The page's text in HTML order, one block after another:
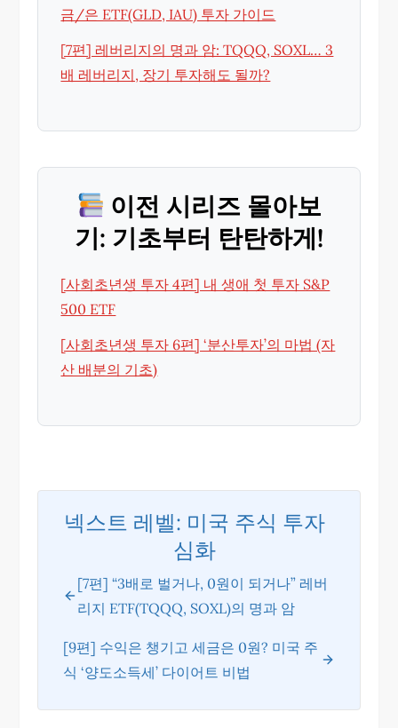
금/은 ETF(GLD, IAU) 투자 가이드
[7편] 레버리지의 명과 암: TQQQ, SOXL… 3
배 레버리지, 장기 투자해도 될까?
이전 시리즈 몰아보
기: 기초부터 탄탄하게!
[사회초년생 투자 4편] 내 생애 첫 투자 S&P
500 ETF
[사회초년생 투자 6편] ‘분산투자’의 마법 (자
산 배분의 기초)
넥스트 레벨: 미국 주식 투자
심화
[7편] “3배로 벌거나, 0원이 되거나” 레버
리지 ETF(TQQQ, SOXL)의 명과 암
[9편] 수익은 챙기고 세금은 0원? 미국 주
식 ‘양도소득세’ 다이어트 비법